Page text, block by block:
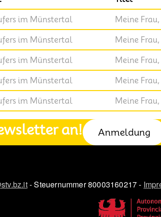
im Münstertal Meine
im Münstertal Meine
im Münstertal Meine
im Münstertal Meine
im Münstertal Meine
an! Anmeldung
- Steuernummer 80003160217 -